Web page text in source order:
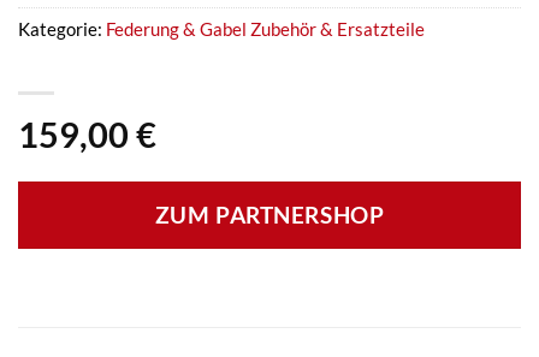
159,00 €
ZUM PARTNERSHOP
Kategorie: Federung & Gabel Zubehör & Ersatzteile